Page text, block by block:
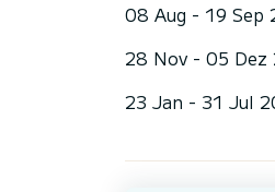
08 Aug - 19 Sep
28 Nov - 05 Dez
23 Jan - 31 Jul